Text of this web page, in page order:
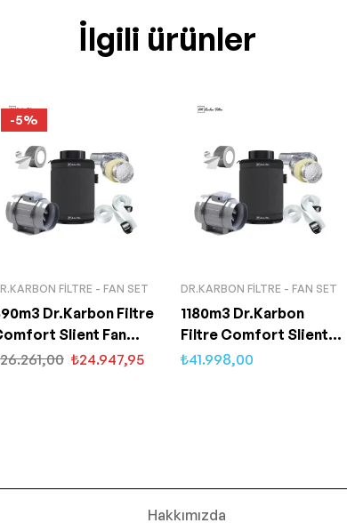
İlgili ürünler
-5%
FILTRE - FAN SET
Dr.Karbon Filtre
Slient Fan
150mm
26.261,00 ₺24.947,95
DR.KARBON FILTRE - FAN SET
1180m3 Dr.Karbon
Filtre Comfort Slient
Fan Set-200m
₺41.998,00
Hakkımızda